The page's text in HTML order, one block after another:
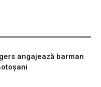
angajează barman